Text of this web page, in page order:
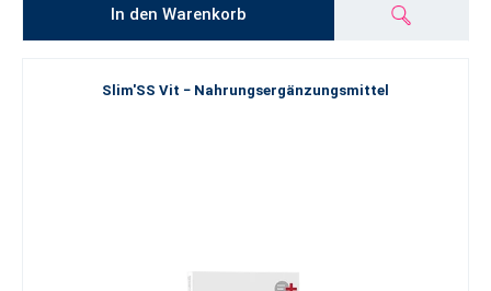
In den Warenkorb
Slim'SS Vit − Nahrungsergänzungsmittel